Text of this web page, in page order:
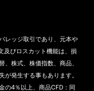
レッジ取引であり、元本や
及びロスカット機能は、損
、株式、株価指数、商品、
が発生する事もあります。
の4％以上、商品CFD：同